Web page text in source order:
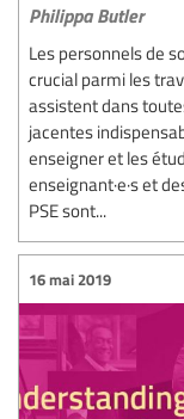
Philippa Butler
Les personnels de
crucial parmi les
assistent dans
jacentes
enseigner et les
enseignant·e·s et
PSE sont...
16 mai 2019